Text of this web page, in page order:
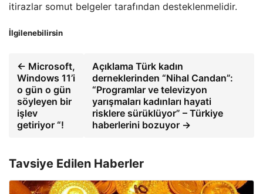
itirazlar somut belgeler tarafından desteklenmelidir.
İlgilenebilirsin
← Microsoft,
Windows 11’i
o gün o gün
söyleyen bir
işlev
getiriyor “!
Açıklama Türk kadın
derneklerinden “Nihal Candan”:
“Programlar ve televizyon
yarışmaları kadınları hayati
risklere sürüklüyor” – Türkiye
haberlerini bozuyor →
Tavsiye Edilen Haberler